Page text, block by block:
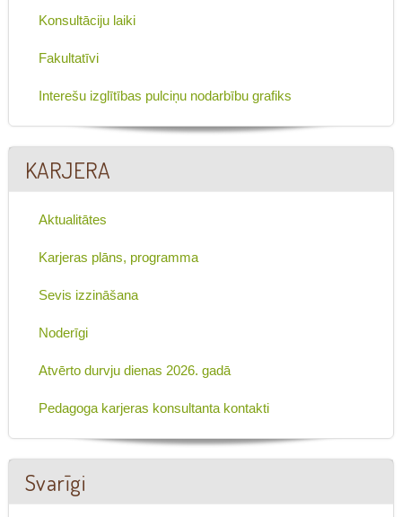
Konsultāciju laiki
Fakultatīvi
Interešu izglītības pulciņu nodarbību grafiks
KARJERA
Aktualitātes
Karjeras plāns, programma
Sevis izzināšana
Noderīgi
Atvērto durvju dienas 2026. gadā
Pedagoga karjeras konsultanta kontakti
Svarīgi